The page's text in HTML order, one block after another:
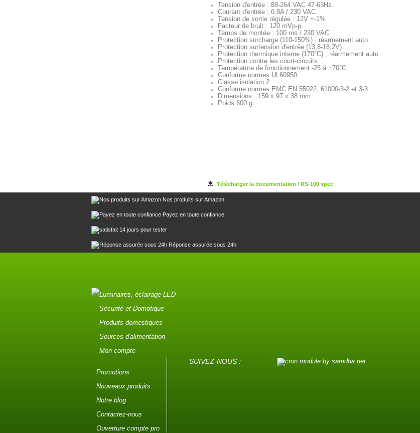
Tension d'entrée : 88-264 VAC 47-63Hz.
Courant d'entrée : 0.8A / 230 VAC.
Tension de sortie régulée : 12V +-1%
Facteur de bruit : 120 mVp-p.
Temps de montée : 100 ms / 230 VAC.
Protection surcharge (110-150%) , réarmement auto.
Protection surtension d'entrée (13,8-16,2V).
Protection thermique interne (170°C) , réarmement auto.
Protection contre les court-circuits.
Température de fonctionnement -25 à +70°C.
Conforme normes UL60950.
Classe isolation 2.
Conforme normes EMC EN 55022, 61000-3-2 et 3-3.
Dimensions : 159 x 97 x 38 mm.
Poids 600 g.
Télécharger la documentation / RS-100 spec
Nos produits sur Amazon
Payez en toute confiance
14 jours pour tester
Réponse assurée sous 24h
Luminaires, éclairage LED
Sécurité et Domotique
Produits domestiques
Sources d'alimentation
Mon compte
Promotions
Nouveaux produits
Notre blog
Contactez-nous
Ouverture compte pro
SUIVEZ-NOUS :